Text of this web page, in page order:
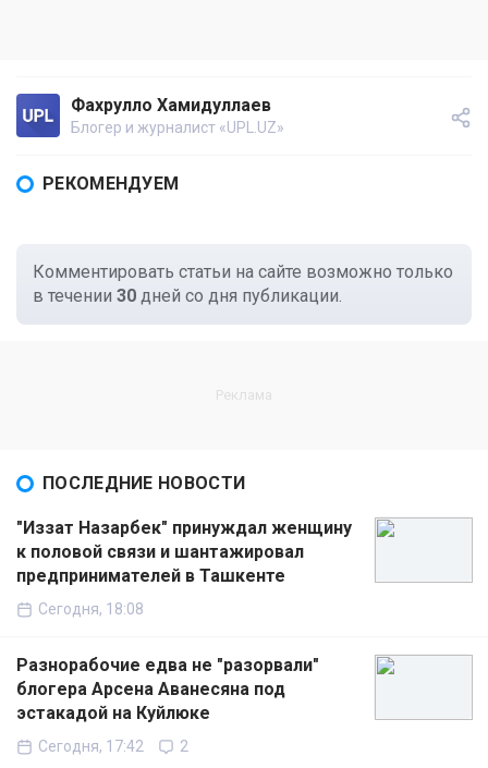
Фахрулло Хамидуллаев
Блогер и журналист «UPL.UZ»
РЕКОМЕНДУЕМ
Комментировать статьи на сайте возможно только
в течении 30 дней со дня публикации.
ПОСЛЕДНИЕ НОВОСТИ
"Иззат Назарбек" принуждал женщину
к половой связи и шантажировал
предпринимателей в Ташкенте
Сегодня, 18:08
Разнорабочие едва не "разорвали"
блогера Арсена Аванесяна под
эстакадой на Куйлюке
Сегодня, 17:42 2